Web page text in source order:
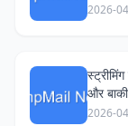
2026-
और
2026-